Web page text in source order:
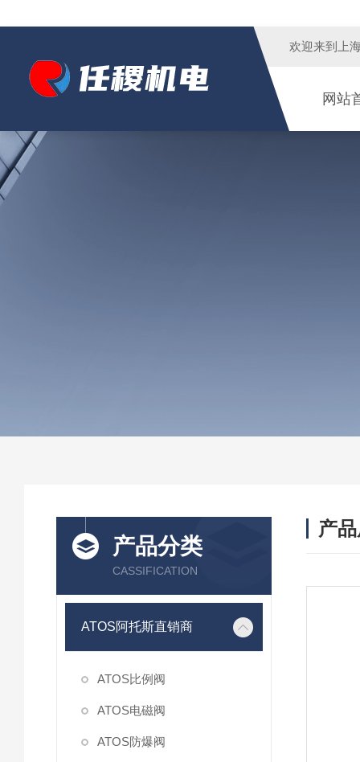
欢迎来到 上
网站
产品分类
CASSIFICATION
ATOS阿托斯直销商
ATOS比例阀
ATOS电磁阀
ATOS防爆阀
产